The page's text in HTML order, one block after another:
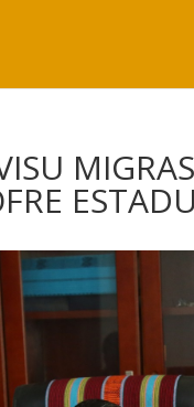
ESTADU